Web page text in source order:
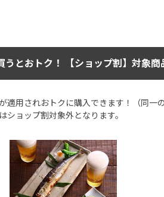
うとおトク！ 【ショップ割】対象商
適用されおトクに購入できます！（同一
ョップ割対象外となります。